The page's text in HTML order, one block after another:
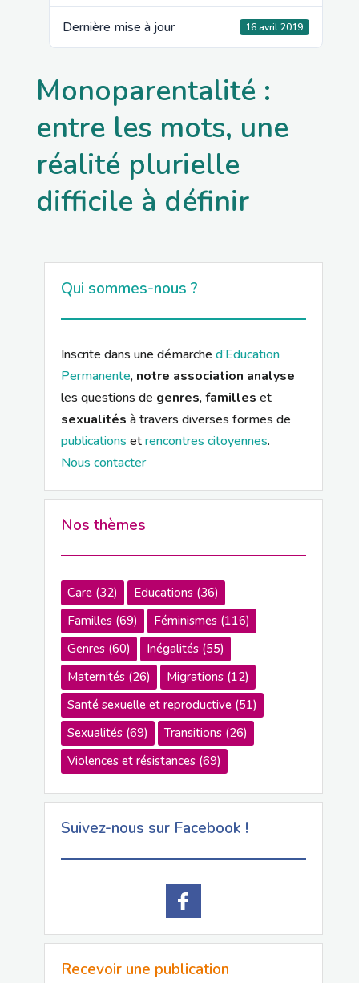
Dernière mise à jour 16 avril 2019
Monoparentalité :
entre les mots, une
réalité plurielle
difficile à définir
Qui sommes-nous ?
Inscrite dans une démarche d’Education
Permanente, notre association analyse
les questions de genres,familles et
sexualités à travers diverses formes de
publications etrencontres citoyennes.
Nous contacter
Nos thèmes
Care(32) Educations(36)
Familles(69) Féminismes(116)
Genres(60) Inégalités(55)
Maternités(26) Migrations(12)
Santé sexuelle et reproductive(51)
Sexualités(69) Transitions(26)
Violences et résistances(69)
Suivez-nous sur Facebook !
Recevoir une publication